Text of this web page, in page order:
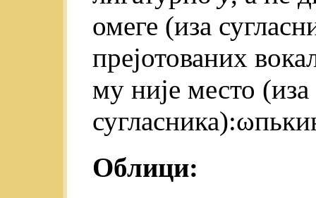
омеге (иза
прејотованих
му није место
Облици: